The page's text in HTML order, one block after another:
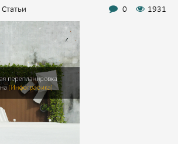
Статьи 1931
0